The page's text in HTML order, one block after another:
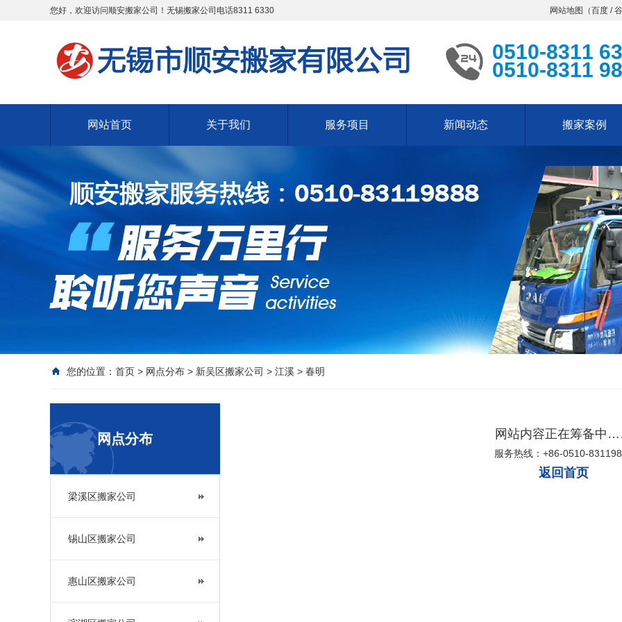
您好，欢迎访问顺安搬家公司！无锡搬家公司电话8311 6330 网站地图（百度 /
0510-8311
0510-8311
网站首页 关于我们 服务项目 新闻动态 搬家案例
您的位置： 首页 > 网点分布 > 新吴区搬家公司 > 江溪 > 春明
网点分布
梁溪区搬家公司
锡山区搬家公司
惠山区搬家公司
网站内容正在筹备中
服务热线：+86-0510-
返回首页